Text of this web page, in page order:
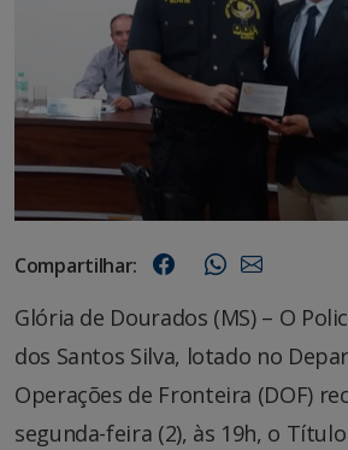
Compartilhar:
Glória de Dourados (MS) – O
dos Santos Silva, lotado no
Operações de Fronteira (DOF)
segunda-feira (2), às 19h, o Título